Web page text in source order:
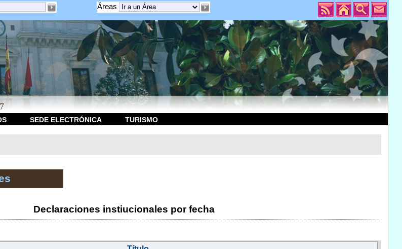
Áreas
SEDE ELECTRÓNICA TURISMO
Declaraciones instiucionales por fecha